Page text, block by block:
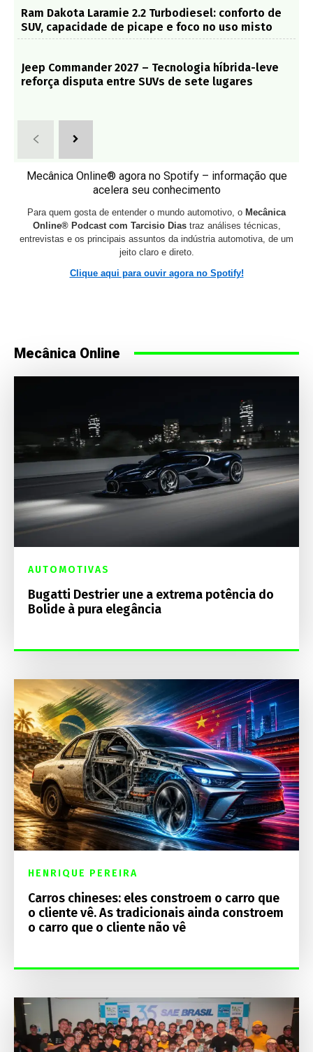
Ram Dakota Laramie 2.2 Turbodiesel: conforto de
SUV, capacidade de picape e foco no uso misto
Jeep Commander 2027 – Tecnologia híbrida-leve
reforça disputa entre SUVs de sete lugares
Mecânica Online® agora no Spotify – informação que
acelera seu conhecimento
Para quem gosta de entender o mundo automotivo, o Mecânica
Online® Podcast com Tarcisio Diastraz análises técnicas,
entrevistas e os principais assuntos da indústria automotiva, de um
jeito claro e direto.
Clique aqui para ouvir agora no Spotify!
Mecânica Online
AUTOMOTIVAS
Bugatti Destrier une a extrema potência do
Bolide à pura elegância
HENRIQUE PEREIRA
Carros chineses: eles constroem o carro que
o cliente vê. As tradicionais ainda constroem
o carro que o cliente não vê